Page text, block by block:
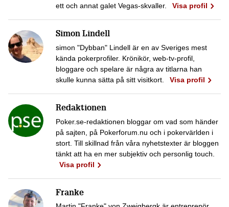
ett och annat galet Vegas-skvaller.
Visa profil
Simon Lindell
simon "Dybban" Lindell är en av Sveriges mest
kända pokerprofiler. Krönikör, web-tv-profil,
bloggare och spelare är några av titlarna han
skulle kunna sätta på sitt visitkort.
Visa profil
Redaktionen
Poker.se-redaktionen bloggar om vad som händer
på sajten, på Pokerforum.nu och i pokervärlden i
stort. Till skillnad från våra nyhetstexter är bloggen
tänkt att ha en mer subjektiv och personlig touch.
Visa profil
Franke